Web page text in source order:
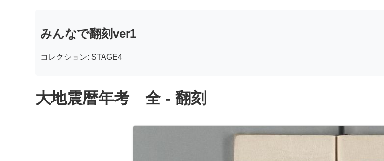
みんなで翻刻ver1
コレクション: STAGE4
大地震暦年考 全 - 翻刻